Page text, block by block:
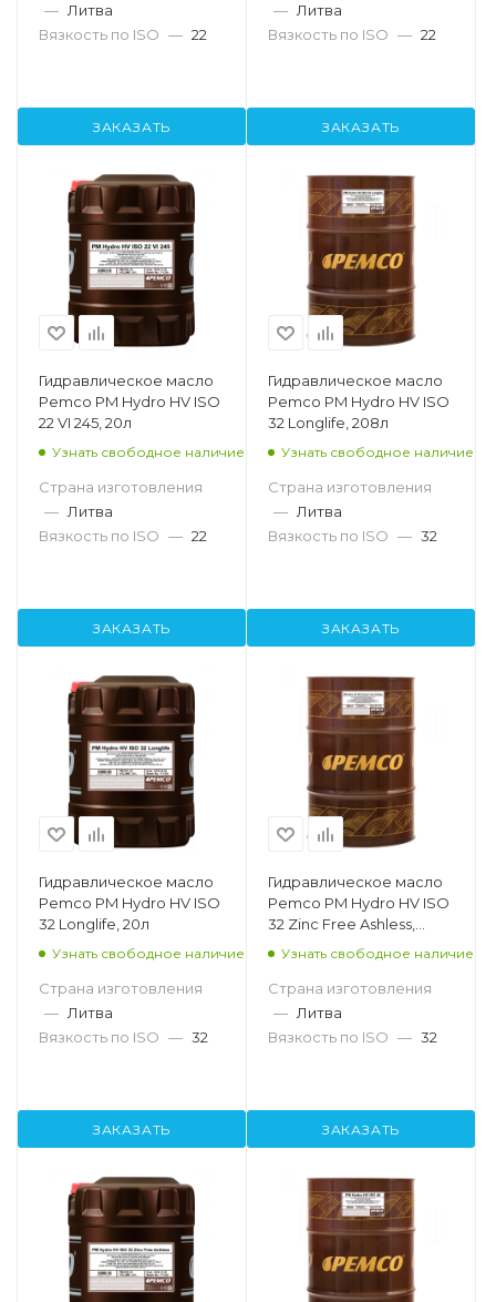
— Литва
Вязкость по ISO — 22
ЗАКАЗАТЬ
— Литва
Вязкость по ISO — 22
ЗАКАЗАТЬ
Гидравлическое масло
Pemco PM Hydro HV ISO
22 VI 245, 20л
Узнать свободное наличие
Страна изготовления
— Литва
Вязкость по ISO — 22
ЗАКАЗАТЬ
Гидравлическое масло
Pemco PM Hydro HV ISO
32 Longlife, 208л
Узнать свободное наличие
Страна изготовления
— Литва
Вязкость по ISO — 32
ЗАКАЗАТЬ
Гидравлическое масло
Pemco PM Hydro HV ISO
32 Longlife, 20л
Узнать свободное наличие
Страна изготовления
— Литва
Вязкость по ISO — 32
ЗАКАЗАТЬ
Гидравлическое масло
Pemco PM Hydro HV ISO
32 Zinc Free Ashless,
208л
Узнать свободное наличие
Страна изготовления
— Литва
Вязкость по ISO — 32
ЗАКАЗАТЬ